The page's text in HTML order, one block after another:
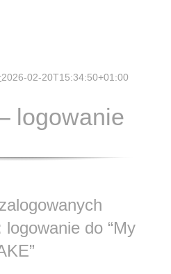
2026-02-20T15:34:50+01:00
logowanie
do “My